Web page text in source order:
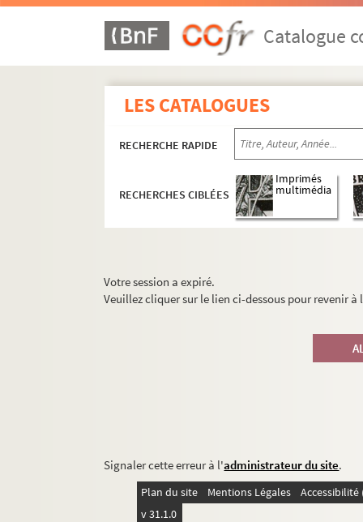
Catalogue
LES CATALOGUES
RECHERCHE RAPIDE
RECHERCHES CIBLÉES
Imprimés
multimédia
Votre session a expiré.
Veuillez cliquer sur le lien ci-dessous pour revenir
Signaler cette erreur à l'administrateur du site.
Plan du site Mentions Légales
v 31.1.0